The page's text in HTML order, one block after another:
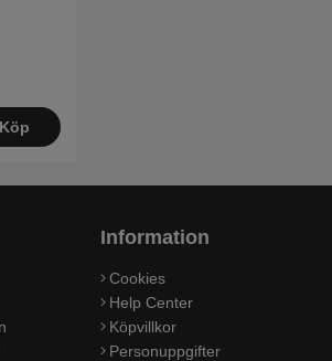
Köp
Information
Cookies
Help Center
Köpvillkor
Personuppgifter